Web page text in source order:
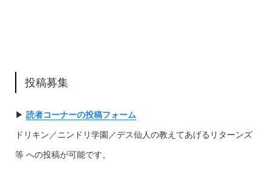
投稿募集
▶︎ 読者コーナーの投稿フォーム
ドリキン／ニンドリ学園／デス仙人の教えてあげるリターンズ
等 への投稿が可能です。